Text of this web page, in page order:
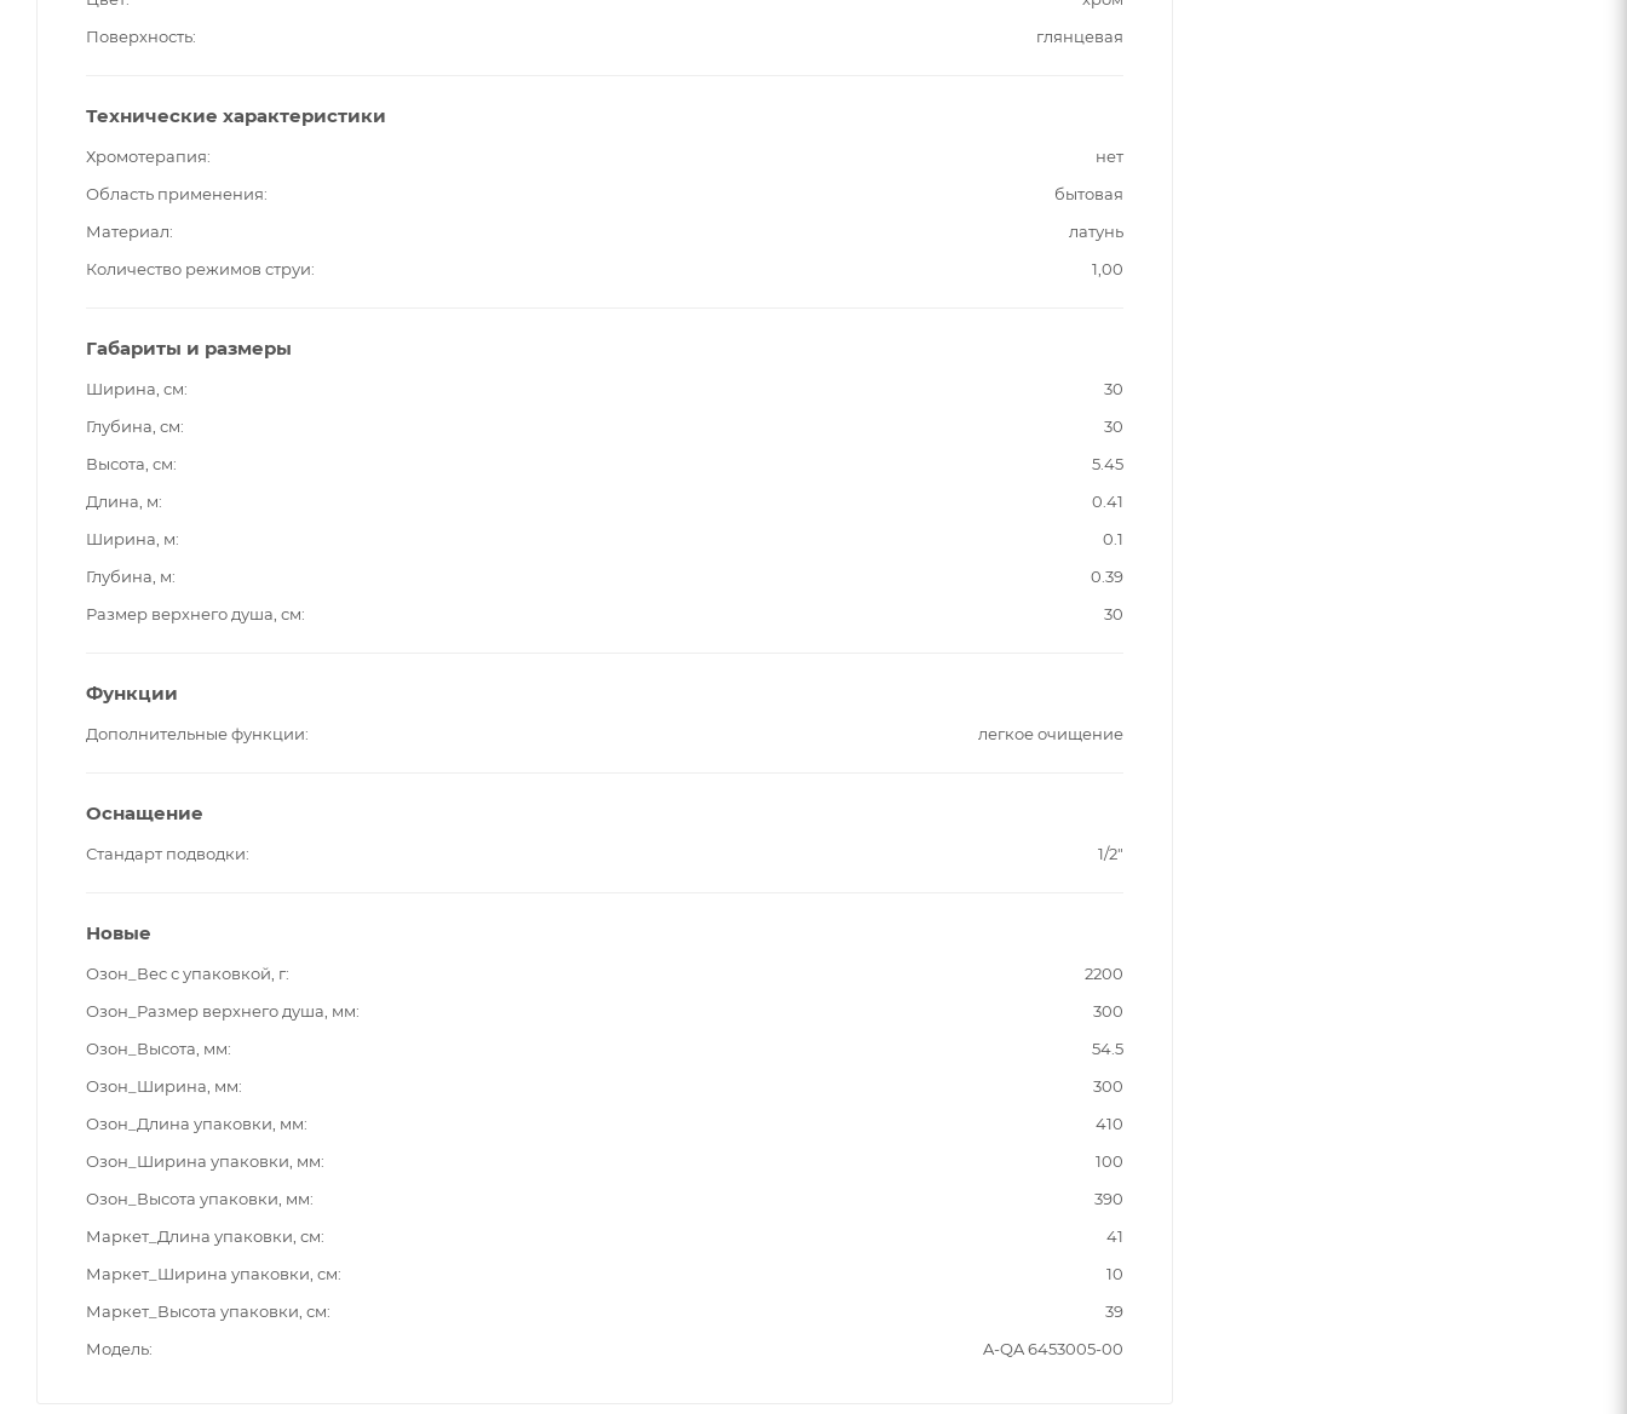
Поверхность
глянцевая
Технические характеристики
Хромотерапия
нет
Область применения
бытовая
Материал
латунь
Количество режимов струи
1,00
Габариты и размеры
Ширина, см
30
Глубина, см
30
Высота, см
5.45
Длина, м
0.41
Ширина, м
0.1
Глубина, м
0.39
Размер верхнего душа, см
30
Функции
Дополнительные функции легкое очищение
Оснащение
Стандарт подводки 1/2"
Новые
Озон_Вес с упаковкой, г
2200
Озон_Размер верхнего душа, мм
300
Озон_Высота, мм
54.5
Озон_Ширина, мм
300
Озон_Длина упаковки, мм
410
Озон_Ширина упаковки, мм
100
Озон_Высота упаковки, мм
390
Маркет_Длина упаковки, см
41
Маркет_Ширина упаковки, см
10
Маркет_Высота упаковки, см
39
Модель
A-QA 6453005-00